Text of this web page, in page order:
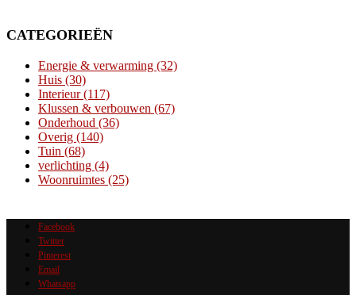
CATEGORIEËN
Energie & verwarming (32)
Huis (30)
Interieur(117)
Klussen & verbouwen (67)
Onderhoud (36)
Overig (140)
Tuin (68)
verlichting (4)
Woonruimtes (25)
Facebook
Twitter
Pinterest
Email
Whatsapp